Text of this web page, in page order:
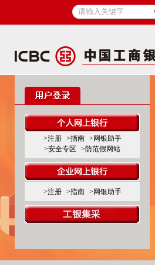
>注册 >指南
>网银助手
>安全专区
>防范假网站
>注册 >指南 >网银助手